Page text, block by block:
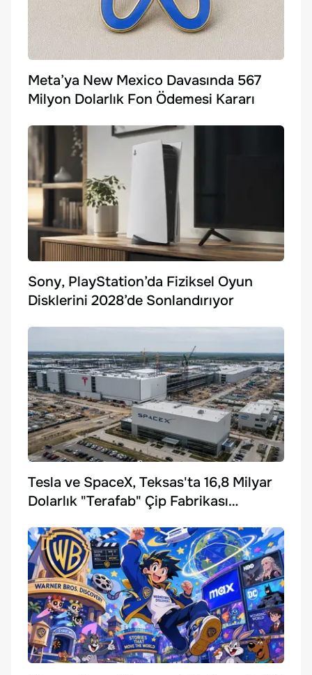
Meta’ya New Mexico Davasında 567
Milyon Dolarlık Fon Ödemesi Kararı
Sony, PlayStation’da Fiziksel Oyun
Disklerini 2028’de Sonlandırıyor
Tesla ve SpaceX, Teksas'ta 16,8 Milyar
Dolarlık "Terafab" Çip Fabrikası